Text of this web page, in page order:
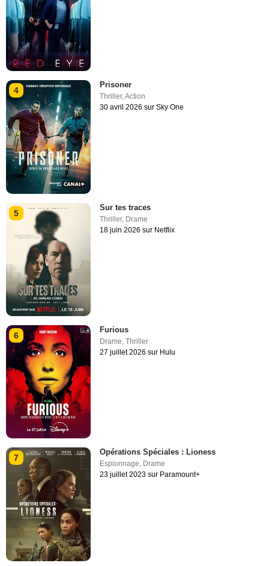
4
Prisoner
Thriller,Action
30 avril 2026 sur Sky One
5
Sur tes traces
Thriller, Drame
18 juin 2026 sur Netflix
6
Furious
Drame,Thriller
27 juillet 2026 sur Hulu
7
Opérations Spéciales : Lioness
Espionnage, Drame
23 juillet 2023 sur Paramount+